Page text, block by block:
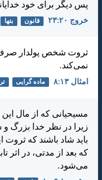
پس ديگر برای خود
خروج ۲۰:‏۲۳ قانون بتها
ثروت شخص پولدار صرف
نمی‌كند.
امثال ۱۳:‏۸ ماده گرایی
مسيحيانی كه از مال اين
زيرا در نظر خدا بزرگ و
بايد شاد باشند كه ثروت
كه بعد از مدتی، در اثر
می‌شود.